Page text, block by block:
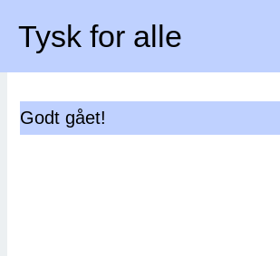
Tysk for alle
Du har gennemført TEXT: Singende
Godt gået!